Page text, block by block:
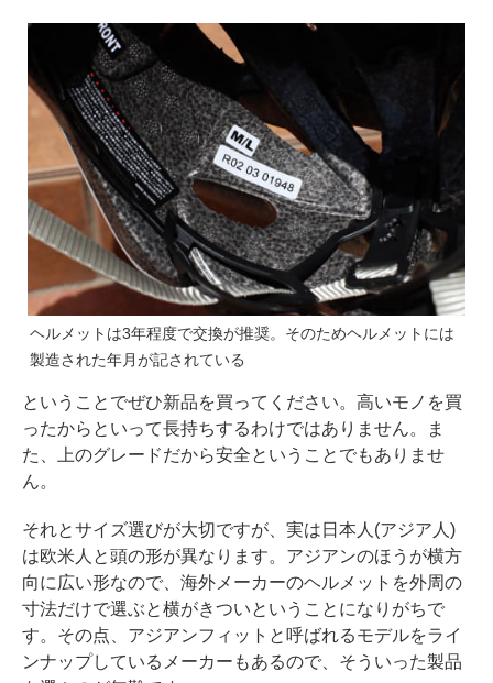
ヘルメットは3年程度で交換が推奨。そのためヘルメットには
製造された年月が記されている
ということでぜひ新品を買ってください。高いモノを買
ったからといって長持ちするわけではありません。ま
た、上のグレードだから安全ということでもありませ
ん。
それとサイズ選びが大切ですが、実は日本人(アジア人)
は欧米人と頭の形が異なります。アジアンのほうが横方
向に広い形なので、海外メーカーのヘルメットを外周の
寸法だけで選ぶと横がきついということになりがちで
す。その点、アジアンフィットと呼ばれるモデルをライ
ンナップしているメーカーもあるので、そういった製品